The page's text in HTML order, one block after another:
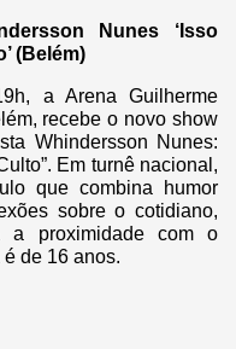
Nunes ‘Isso
(Belém)
a Arena Guilherme
recebe o novo show
Whindersson Nunes:
Em turnê nacional,
que combina humor
sobre o cotidiano,
a proximidade com o
de 16 anos.